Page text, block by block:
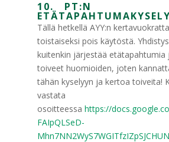
10. PT:N
ETÄTAPAHTUMAKYSELY
Tällä hetkellä AYY:n
toistaiseksi pois käytöstä.
kuitenkin järjestää etätapahtumia
toiveet huomioiden, joten
tähän kyselyyn ja kertoa toiveita!
vastata
osoitteessa https://
FAIpQLSeD-